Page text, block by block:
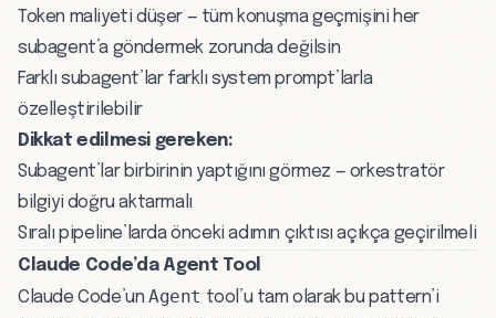
Token maliyeti düşer — tüm konuşma geçmişini her
subagent’a göndermek zorunda değilsin
Farklı subagent’lar farklı system prompt’larla
özelleştirilebilir
Dikkat edilmesi gereken:
Subagent’lar birbirinin yaptığını görmez — orkestratör
bilgiyi doğru aktarmalı
Sıralı pipeline’larda önceki adımın çıktısı açıkça geçirilmeli
Claude Code’da Agent Tool
Claude Code’un Agent tool’u tam olarak bu pattern’i